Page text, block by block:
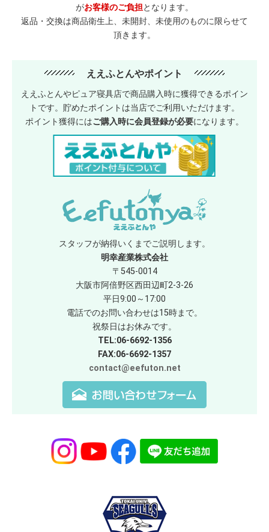
がお客様のご負担となります。
返品・交換は商品衛生上、未開封、未使用のものに限らせて
頂きます。
ええふとんやポイント
ええふとんやピュア寝具店で商品購入時に獲得できるポイン
トです。貯めたポイントは当店でご利用いただけます。
ポイント獲得にはご購入時に会員登録が必要になります。
スタッフが納得いくまでご説明します。
明幸産業株式会社
〒545-0014
大阪市阿倍野区西田辺町2-3-26
平日9:00～17:00
電話でのお問い合わせは15時まで。
祝祭日はお休みです。
TEL:06-6692-1356
FAX:06-6692-1357
contact@eefuton.net